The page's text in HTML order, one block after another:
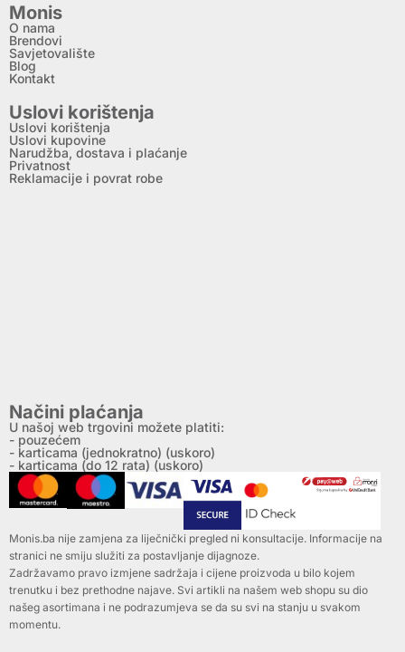
Monis
O nama
Brendovi
Savjetovalište
Blog
Kontakt
Uslovi korištenja
Uslovi korištenja
Uslovi kupovine
Narudžba, dostava i plaćanje
Privatnost
Reklamacije i povrat robe
Načini plaćanja
U našoj web trgovini možete platiti:
- pouzećem
- karticama (jednokratno) (uskoro)
- karticama (do 12 rata) (uskoro)
Monis.ba nije zamjena za liječnički pregled ni konsultacije. Informacije na
stranici ne smiju služiti za postavljanje dijagnoze.
Zadržavamo pravo izmjene sadržaja i cijene proizvoda u bilo kojem
trenutku i bez prethodne najave. Svi artikli na našem web shopu su dio
našeg asortimana i ne podrazumjeva se da su svi na stanju u svakom
momentu.